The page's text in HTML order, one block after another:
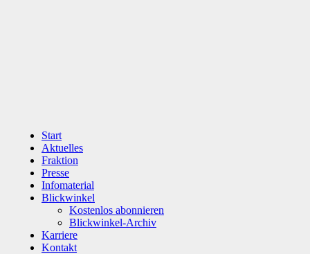
Start
Aktuelles
Fraktion
Presse
Infomaterial
Blickwinkel
Kostenlos abonnieren
Blickwinkel-Archiv
Karriere
Kontakt